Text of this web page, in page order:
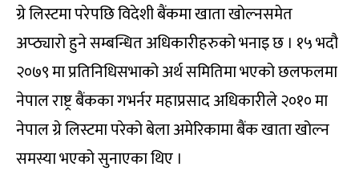
ग्रे लिस्टमा परेपछि विदेशी बैंकमा खाता खोल्नसमेत
अप्ठ्यारो हुने सम्बन्धित अधिकारीहरुको भनाइ छ । १५ भदौ
२०७९ मा प्रतिनिधिसभाको अर्थ समितिमा भएको छलफलमा
नेपाल राष्ट्र बैंकका गभर्नर महाप्रसाद अधिकारीले २०१० मा
नेपाल ग्रे लिस्टमा परेको बेला अमेरिकामा बैंक खाता खोल्न
समस्या भएको सुनाएका थिए ।